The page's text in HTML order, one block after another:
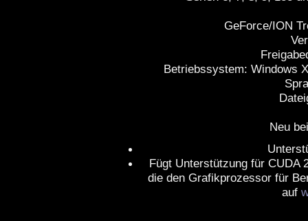
GeForce/ION
Betriebssystem: Windows
Neu
Fügt Unterstützung für CUDA
die den Grafikprozessor für
auf